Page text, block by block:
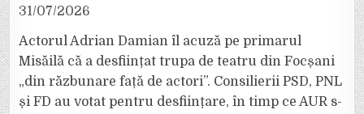
31/07/2026
Actorul Adrian Damian îl acuză pe primarul
Misăilă că a desființat trupa de teatru din Focșani
„din răzbunare față de actori”. Consilierii PSD, PNL
și FD au votat pentru desființare, în timp ce AUR s-